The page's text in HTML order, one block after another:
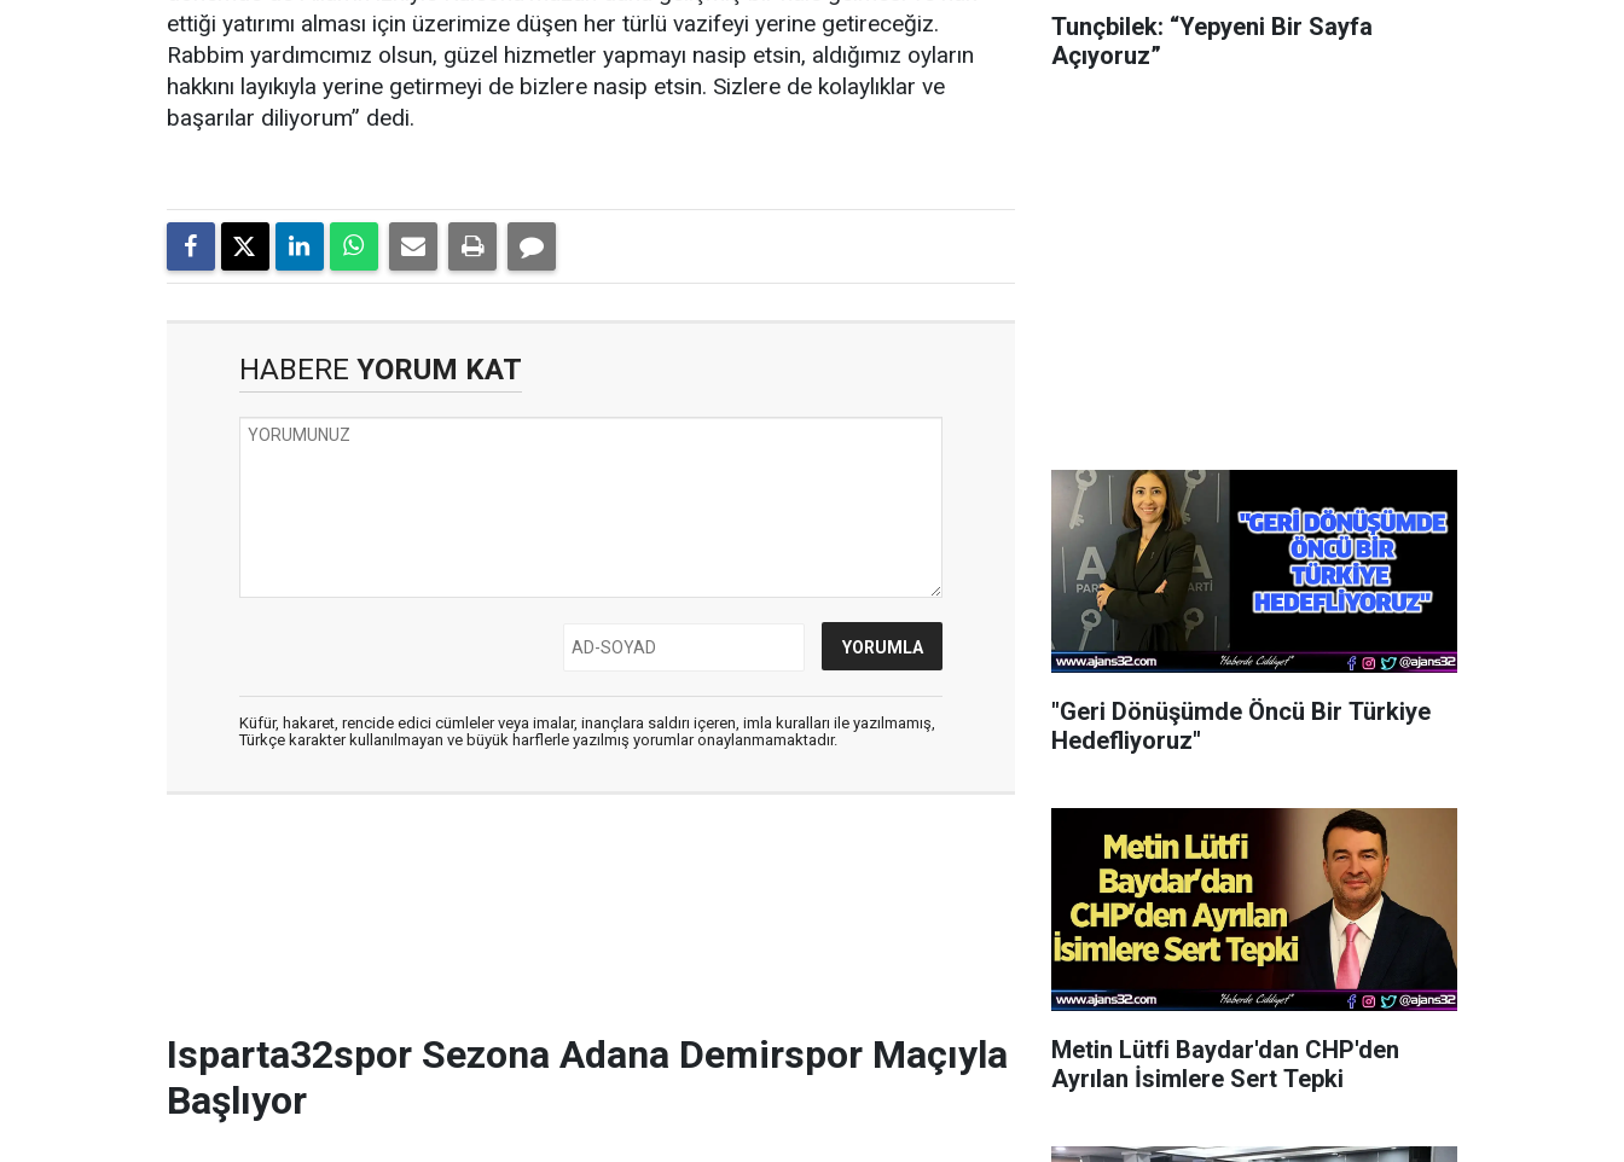
ettiği yatırımı alması için üzerimize düşen her türlü vazifeyi yerine getireceğiz.
Rabbim yardımcımız olsun, güzel hizmetler yapmayı nasip etsin, aldığımız oyların
hakkını layıkıyla yerine getirmeyi de bizlere nasip etsin. Sizlere de kolaylıklar ve
başarılar diliyorum” dedi.
HABERE YORUM KAT
Küfür, hakaret, rencide edici cümleler veya imalar, inançlara saldırı içeren, imla kuralları ile yazılmamış,
Türkçe karakter kullanılmayan ve büyük harflerle yazılmış yorumlar onaylanmamaktadır.
Isparta32spor Sezona Adana Demirspor Maçıyla
Başlıyor
Tunçbilek: “Yepyeni Bir Sayfa
Açıyoruz”
"Geri Dönüşümde Öncü Bir Türkiye
Hedefliyoruz"
Metin Lütfi Baydar'dan CHP'den
Ayrılan İsimlere Sert Tepki